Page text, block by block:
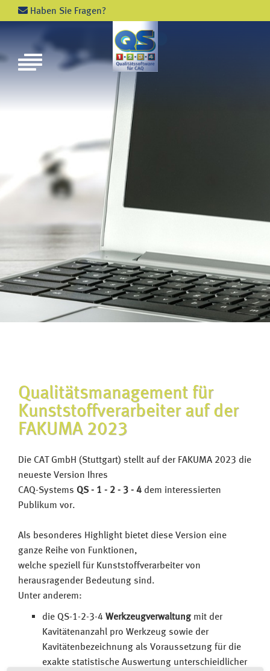
Haben Sie Fragen?
PHILOSOPHIE
ZAHLEN UND FAKTEN
QS - 1 - 2 - 3 - 4 - MODULE
ZUKUNFTSTECHNOLOGIE
INTEGRATION
WEITERE INFOS ANFORDERN
ANWENDERBERICHTE
REFERENZKUNDEN
KONTAKTFORMULAR
ANSCHRIFT
Qualitätsmanagement für
Kunststoffverarbeiter auf der
FAKUMA 2023
Die CAT GmbH (Stuttgart) stellt auf der FAKUMA 2023 die
neueste Version Ihres
CAQ-Systems QS - 1 - 2 - 3 - 4 dem interessierten
Publikum vor.
Als besonderes Highlight bietet diese Version eine
ganze Reihe von Funktionen,
welche speziell für Kunststoffverarbeiter von
herausragender Bedeutung sind.
Unter anderem:
die QS-1-2-3-4 Werkzeugverwaltungmit der
Kavitätenanzahl pro Werkzeug sowie der
Kavitätenbezeichnung als Voraussetzung für die
exakte statistische Auswertung unterschieidlicher